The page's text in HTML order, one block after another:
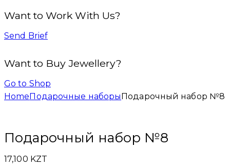
Want to Work With Us?
Send Brief
Want to Buy Jewellery?
Go to Shop
HomeПодарочные наборыПодарочный набор №8
Подарочный набор №8
17,100 KZT